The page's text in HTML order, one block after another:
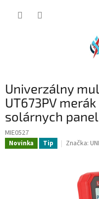
Univerzálny
UT673PV
solárnych
MIE0527
Novinka Tip Značka: